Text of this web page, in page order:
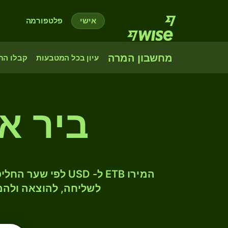
אישי פלטפורמה
מחשבון המרה עיון בכל המטבעות קבלו
ביר
לשליחה, להוצאה